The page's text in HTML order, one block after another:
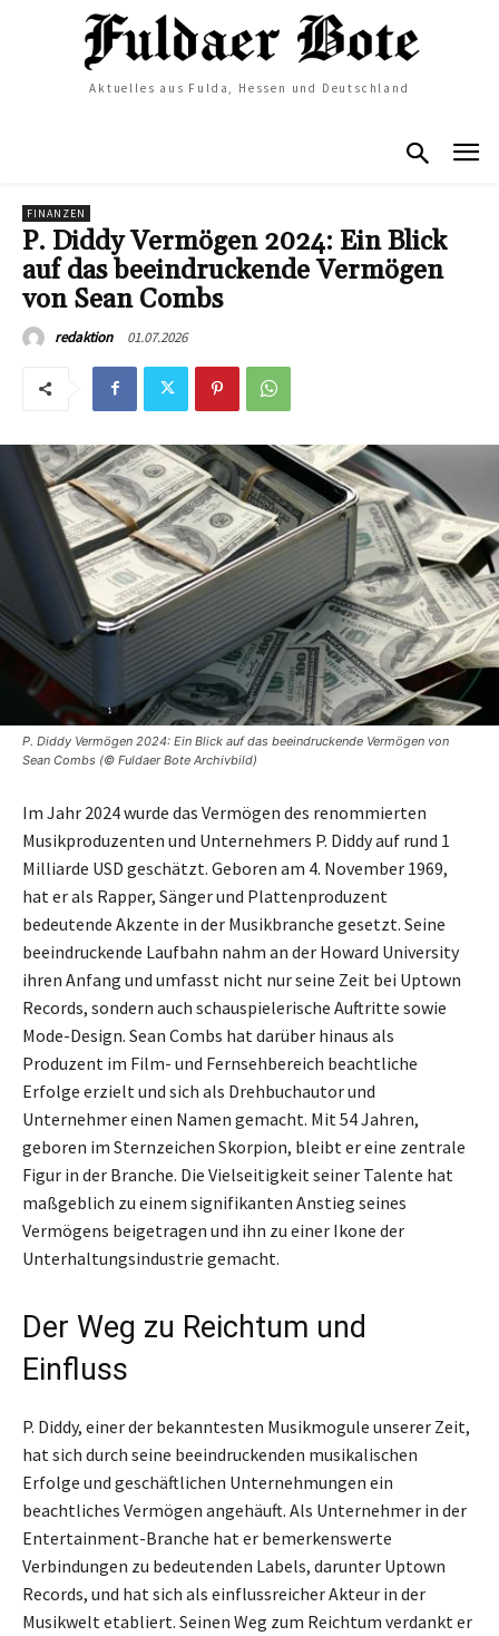
Aktuelles aus Fulda, Hessen und Deutschland
FINANZEN
P. Diddy Vermögen 2024: Ein Blick
auf das beeindruckende Vermögen
von Sean Combs
redaktion 01.07.2026
P. Diddy Vermögen 2024: Ein Blick auf das beeindruckende Vermögen von
Sean Combs (© Fuldaer Bote Archivbild)
Im Jahr 2024 wurde das Vermögen des renommierten
Musikproduzenten und Unternehmers P. Diddy auf rund 1
Milliarde USD geschätzt. Geboren am 4. November 1969,
hat er als Rapper, Sänger und Plattenproduzent
bedeutende Akzente in der Musikbranche gesetzt. Seine
beeindruckende Laufbahn nahm an der Howard University
ihren Anfang und umfasst nicht nur seine Zeit bei Uptown
Records, sondern auch schauspielerische Auftritte sowie
Mode-Design. Sean Combs hat darüber hinaus als
Produzent im Film- und Fernsehbereich beachtliche
Erfolge erzielt und sich als Drehbuchautor und
Unternehmer einen Namen gemacht. Mit 54 Jahren,
geboren im Sternzeichen Skorpion, bleibt er eine zentrale
Figur in der Branche. Die Vielseitigkeit seiner Talente hat
maßgeblich zu einem signifikanten Anstieg seines
Vermögens beigetragen und ihn zu einer Ikone der
Unterhaltungsindustrie gemacht.
Der Weg zu Reichtum und
Einfluss
P. Diddy, einer der bekanntesten Musikmogule unserer Zeit,
hat sich durch seine beeindruckenden musikalischen
Erfolge und geschäftlichen Unternehmungen ein
beachtliches Vermögen angehäuft. Als Unternehmer in der
Entertainment-Branche hat er bemerkenswerte
Verbindungen zu bedeutenden Labels, darunter Uptown
Records, und hat sich als einflussreicher Akteur in der
Musikwelt etabliert. Seinen Weg zum Reichtum verdankt er